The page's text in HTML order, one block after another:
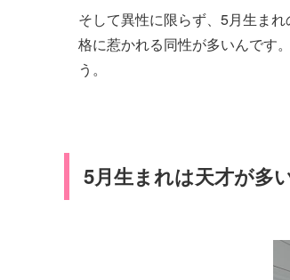
そして異性に限らず、5月生ま
格に惹かれる同性が多いんです
う。
5月生まれは天才が多